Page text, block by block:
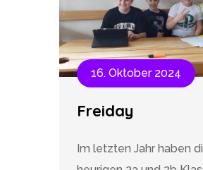
16. Oktober 2024
Freiday
Im letzten Jahr haben